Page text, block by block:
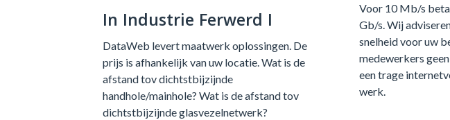
In Industrie Ferwerd I
DataWeb levert maatwerk oplossingen. De
prijs is afhankelijk van uw locatie. Wat is de
afstand tov dichtstbijzijnde
handhole/mainhole? Wat is de afstand tov
dichtstbijzijnde glasvezelnetwerk?
Voor 10 Mb/s
Gb/s. Wij
snelheid voor uw
medewerkers
een trage
werk.